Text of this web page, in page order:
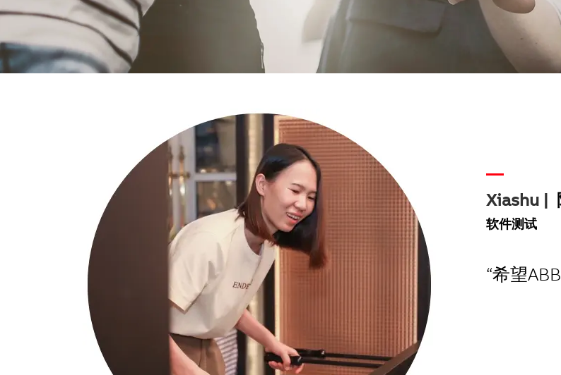
—
Xiashu |
软件测试
“希望